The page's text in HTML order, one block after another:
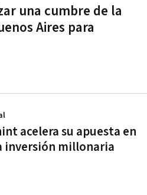
una cumbre de la
Aires para
acelera su apuesta en
inversión millonaria